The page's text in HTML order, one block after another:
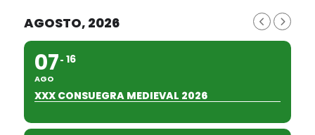
AGOSTO, 2026
07
AGO
16
XXX CONSUEGRA MEDIEVAL 2026